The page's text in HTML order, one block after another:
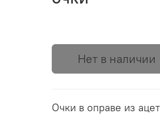
Нет в наличии
Очки в оправе из